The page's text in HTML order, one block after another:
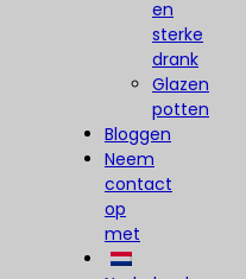
en
sterke
drank
Glazen
potten
Bloggen
Neem
contact
op
met